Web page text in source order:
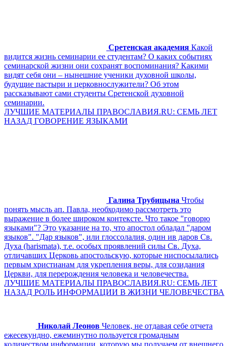
Сретенская академия Какой
видится жизнь семинарии ее студентам? О каких событиях
семинарской жизни они сохранят воспоминания? Какими
видят себя они – нынешние ученики духовной школы,
будущие пастыри и церковнослужители? Об этом
рассказывают сами студенты Сретенской духовной
семинарии.
ЛУЧШИЕ МАТЕРИАЛЫ ПРАВОСЛАВИЯ.RU: СЕМЬ ЛЕТ
НАЗАД ГОВОРЕНИЕ ЯЗЫКАМИ
Галина Трубицына Чтобы
понять мысль ап. Павла, необходимо рассмотреть это
выражение в более широком контексте. Что такое "говорю
языками"? Это указание на то, что апостол обладал "даром
языков". "Дар языков", или глоссолалия, один ив даров Св.
Духа (harismata), т.е. особых проявлений силы Св. Духа,
отличавших Церковь апостольскую, которые ниспосылались
первым христианам для укрепления веры, для созидания
Церкви, для перерождения человека и человечества.
ЛУЧШИЕ МАТЕРИАЛЫ ПРАВОСЛАВИЯ.RU: СЕМЬ ЛЕТ
НАЗАД РОЛЬ ИНФОРМАЦИИ В ЖИЗНИ ЧЕЛОВЕЧЕСТВА
Николай Леонов Человек, не отдавая себе отчета
ежесекундно, ежеминутно пользуется громадным
количеством информации, которую мы получаем от внешнего